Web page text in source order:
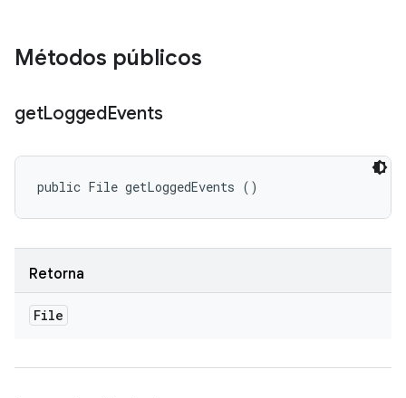
Métodos públicos
getLoggedEvents
public File getLoggedEvents ()
Retorna
File